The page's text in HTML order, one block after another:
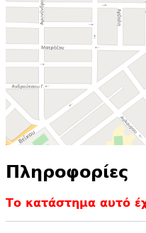
Πληροφορίες
Το κατάστημα αυτό